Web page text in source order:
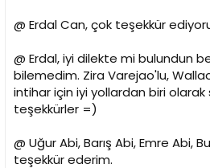
@ Erdal Can, çok teşekkür
@ Erdal, iyi dilekte mi bulundun
bilemedim. Zira Varejao'lu,
intihar için iyi yollardan biri olarak
teşekkürler =)
@ Uğur Abi, Barış Abi, Emre Abi,
teşekkür ederim.